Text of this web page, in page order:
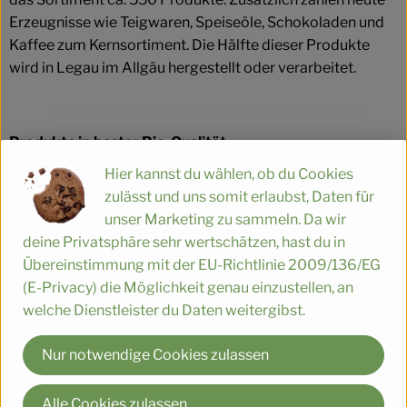
Erzeugnisse wie Teigwaren, Speiseöle, Schokoladen und
Kaffee zum Kernsortiment. Die Hälfte dieser Produkte
wird in Legau im Allgäu hergestellt oder verarbeitet.
Produkte in bester Bio-Qualität
Produktqualität steht bei Rapunzel an erster Stelle. Das
Qualitätssicherungs-Team nimmt daher eine
Schlüsselposition im Unternehmen ein. Die Kontrollen der
Rohstoffe beginnen bereits auf dem Feld. Bei
Wareneingang werden alle Rohstoffe und Produkte
beprobt. Zusätzlich werden sie durch anerkannte externe
Labors unabhängig analysiert.
Wie schon zu Beginn liegen Rapunzel auch heute die
persönlichen Kontakte zu den Lieferanten und langfristige
Partnerschaften besonders am Herzen. Besuche vor Ort,
Hier kannst du wählen, ob du Cookies
zulässt und uns somit erlaubst, Daten für
unser Marketing zu sammeln. Da wir
deine Privatsphäre sehr wertschätzen, hast du in
Übereinstimmung mit der EU-Richtlinie 2009/136/EG
(E-Privacy) die Möglichkeit genau einzustellen, an
welche Dienstleister du Daten weitergibst.
Nur notwendige Cookies zulassen
Alle Cookies zulassen